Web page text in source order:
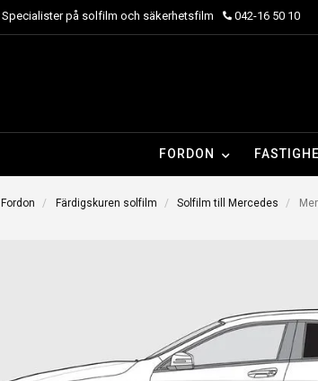
Specialister på solfilm och säkerhetsfilm 042-16 50 10
FORDON
Fordon Färdigskuren solfilm Solfilm till Mercedes